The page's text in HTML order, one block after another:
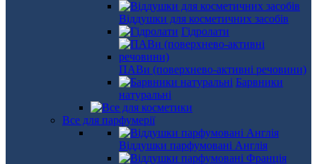
Віддушки для косметичних засобів
Гідролати
ПАВи (поверхнево-активні речовини)
Барвники
натуральні
Все для парфумерії
Віддушки парфумовані Англія